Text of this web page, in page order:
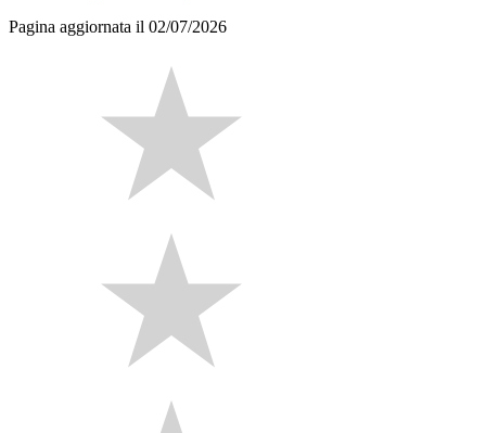
Pagina aggiornata il 02/07/2026